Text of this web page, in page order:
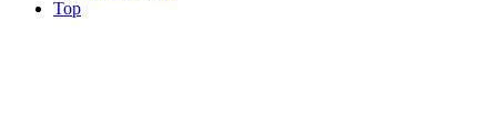
Top